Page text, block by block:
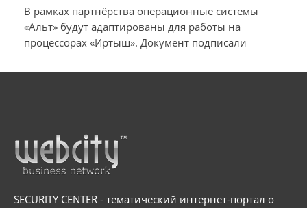
СПО» и «Трамплин Электроникс» объявили
о заключении соглашения о
технологическом сотрудничестве
В рамках партнёрства операционные системы
«Альт» будут адаптированы для работы на
процессорах «Иртыш». Документ подписали
ПО на собственной платформе и разработчики
SECURITY CENTER - тематический интернет-портал о